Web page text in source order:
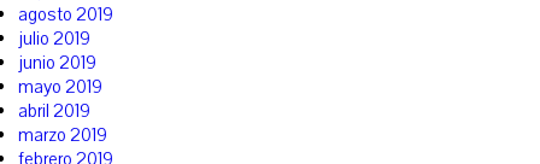
agosto 2019
julio 2019
junio 2019
mayo 2019
abril 2019
marzo 2019